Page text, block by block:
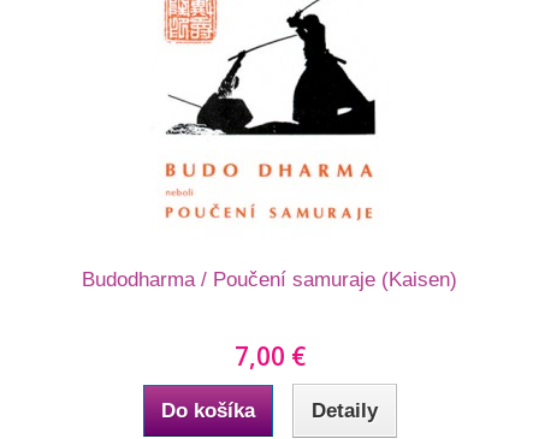
Budodharma / Poučení samuraje (Kaisen)
7,00 €
Do košíka Detaily